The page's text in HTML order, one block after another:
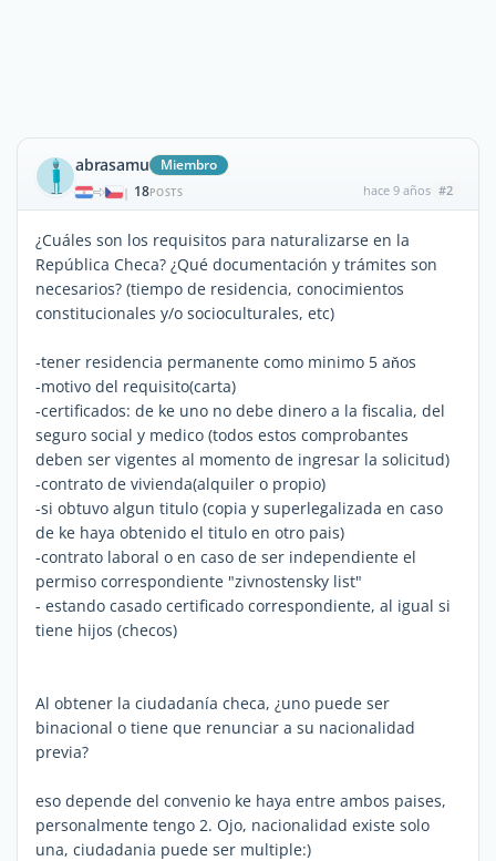
abrasamu Miembro
| 18POSTS hace 9 años #2
¿Cuáles son los requisitos para naturalizarse en la
República Checa? ¿Qué documentación y trámites son
necesarios? (tiempo de residencia, conocimientos
constitucionales y/o socioculturales, etc)
-tener residencia permanente como minimo 5 aňos
-motivo del requisito(carta)
-certificados: de ke uno no debe dinero a la fiscalia, del
seguro social y medico (todos estos comprobantes
deben ser vigentes al momento de ingresar la solicitud)
-contrato de vivienda(alquiler o propio)
-si obtuvo algun titulo (copia y superlegalizada en caso
de ke haya obtenido el titulo en otro pais)
-contrato laboral o en caso de ser independiente el
permiso correspondiente "zivnostensky list"
- estando casado certificado correspondiente, al igual si
tiene hijos (checos)
Al obtener la ciudadanía checa, ¿uno puede ser
binacional o tiene que renunciar a su nacionalidad
previa?
eso depende del convenio ke haya entre ambos paises,
personalmente tengo 2. Ojo, nacionalidad existe solo
una, ciudadania puede ser multiple:)